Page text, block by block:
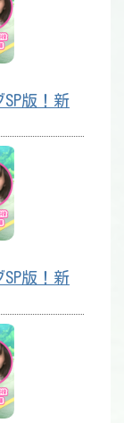
版！新
版！新